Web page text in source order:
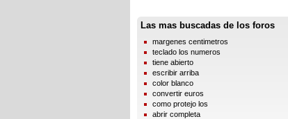
Las mas buscadas de los foros
margenes centimetros
teclado los numeros
tiene abierto
escribir arriba
color blanco
convertir euros
como protejo los
abrir completa